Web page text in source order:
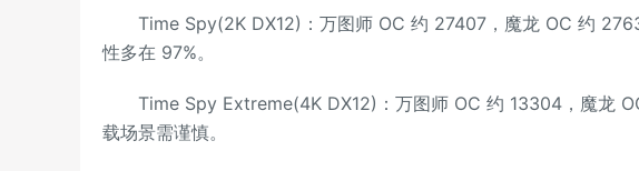
Time Spy(2K DX12)：万图师 OC 约 27407，魔龙 OC 约
性多在 97%。
Time Spy Extreme(4K DX12)：万图师 OC 约 13304，魔龙
载场景需谨慎。